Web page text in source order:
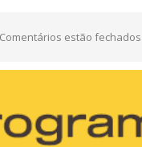
Comentários estão fechados.